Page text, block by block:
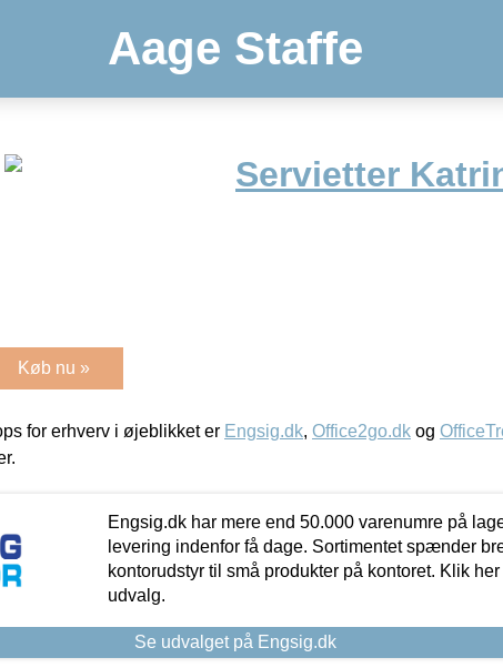
Aage Staffe
Servietter
Køb nu »
for erhverv i øjeblikket er Engsig.dk, Office2go.dk og
Engsig.dk har mere end 50.000 varenumre på
levering indenfor få dage. Sortimentet spænder
kontorudstyr til små produkter på kontoret. Klik
udvalg.
Se udvalget på Engsig.dk